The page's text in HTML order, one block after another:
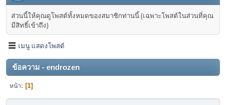
ส่วนนี้ให้คุณดูโพสต์ทั้งหมดของสมาชิกท่านนี้ (เฉพาะโพสต์ในส่วนที่คุณ
มีสิทธิ์เข้าถึง)
เมนู แสดงโพสต์
ข้อความ - endrozen
หน้า 1